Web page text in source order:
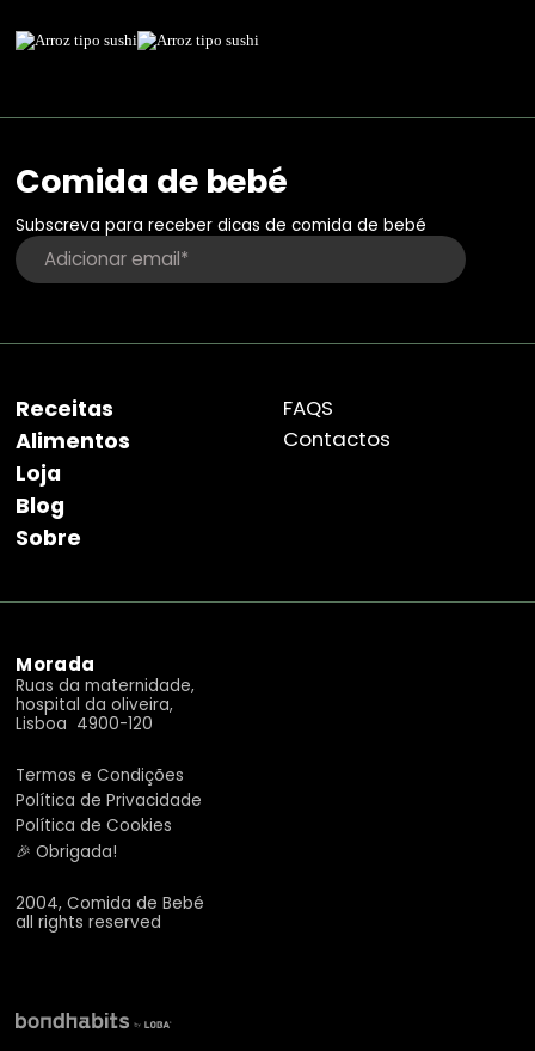
Comida de bebé
Subscreva para receber dicas de comida de bebé
Receitas
Alimentos
Loja
Blog
Sobre
FAQS
Contactos
Morada
Ruas da maternidade,
hospital da oliveira,
Lisboa 4900-120
Termos e Condições
Política de Privacidade
Política de Cookies
🎉 Obrigada!
2004, Comida de Bebé
all rights reserved